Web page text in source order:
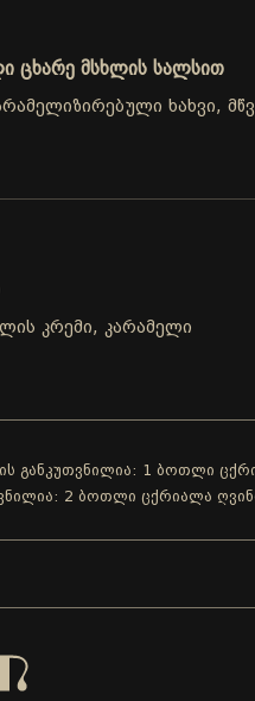
ცხარე მსხლის სალსით
ხახვი,
კრემი, კარამელი
განკუთვნილია: 1 ბოთლი
2 ბოთლი ცქრიალა